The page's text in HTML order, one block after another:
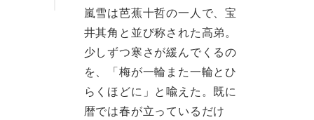
嵐雪は芭蕉十哲の一人で、宝
井其角と並び称された高弟。
少しずつ寒さが緩んでくるの
を、「梅が一輪また一輪とひ
らくほどに」と喩えた。既に
暦では春が立っているだけ